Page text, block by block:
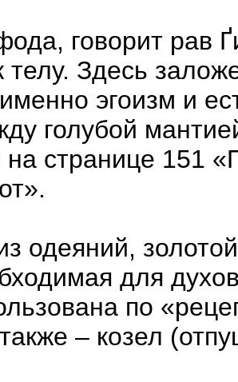
говорит рав
телу. Здесь
эгоизм и
голубой
на странице 151
одеяний,
для
по
– козел